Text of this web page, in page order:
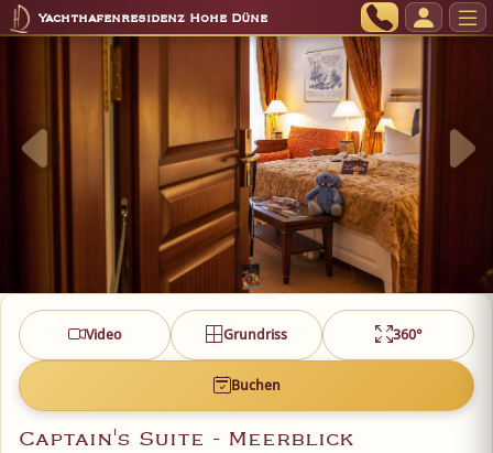
Yachthafenresidenz Hohe Düne
Video Grundriss 360°
Buchen
Captain's Suite - Meerblick